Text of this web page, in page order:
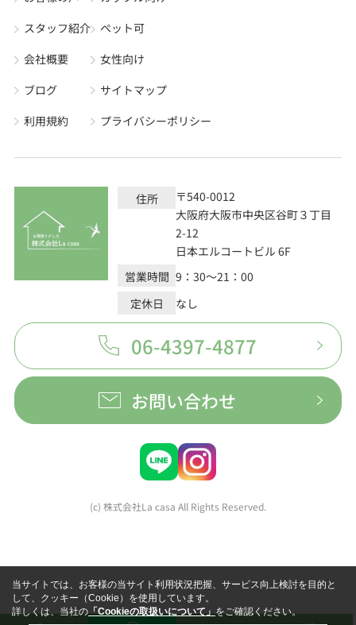
スタッフ紹介
会社概要
ブログ
利用規約
ペット可
女性向け
サイトマップ
プライバシーポリシー
住所
〒540-0012
大阪府大阪市中央区谷町３丁目
2-12
日本エルコートビル 6F
営業時間 9：30～21：00
定休日
なし
06-4397-4877
お問い合わせ
(c) 株式会社La casa All Rights Reserved.
当サイトでは、お客様の当サイト利用状況把握、サービス向上検討を目的と
して、クッキー（Cookie）を使用しています。
詳しくは、当社の「Cookieの取扱いについて」をご確認ください。